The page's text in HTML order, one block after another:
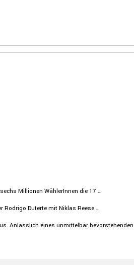
Millionen Wähle­rInnen die 17 …
Rodrigo Duterte mit Niklas Reese …
Anläss­lich eines unmit­telbar